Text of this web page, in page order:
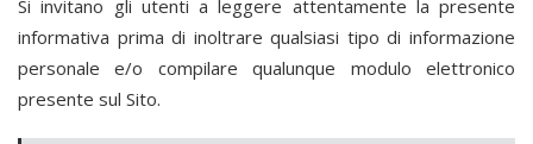
Si invitano gli utenti a leggere attentamente la presente
informativa prima di inoltrare qualsiasi tipo di informazione
personale e/o compilare qualunque modulo elettronico
presente sul Sito.